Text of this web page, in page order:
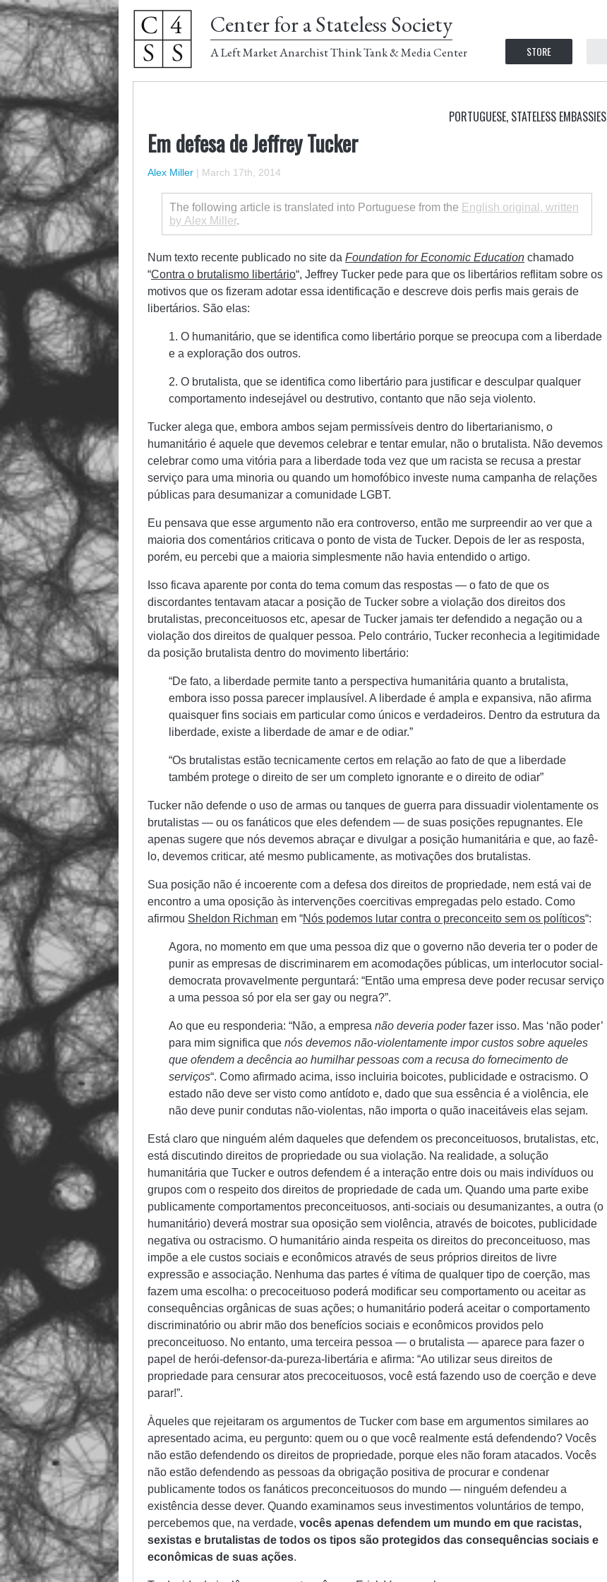
Center for a Stateless Society
A Left Market Anarchist Think Tank & Media Center STORE
PORTUGUESE, STATELESS EMBASSIES
Em defesa de Jeffrey Tucker
Alex Miller | March 17th, 2014
The following article is translated into Portuguese from the English original, written
by Alex Miller.
Num texto recente publicado no site da Foundation for Economic Education chamado
“Contra o brutalismo libertário“, Jeffrey Tucker pede para que os libertários reflitam sobre os
motivos que os fizeram adotar essa identificação e descreve dois perfis mais gerais de
libertários. São elas:
1. O humanitário, que se identifica como libertário porque se preocupa com a liberdade
e a exploração dos outros.
2. O brutalista, que se identifica como libertário para justificar e desculpar qualquer
comportamento indesejável ou destrutivo, contanto que não seja violento.
Tucker alega que, embora ambos sejam permissíveis dentro do libertarianismo, o
humanitário é aquele que devemos celebrar e tentar emular, não o brutalista. Não devemos
celebrar como uma vitória para a liberdade toda vez que um racista se recusa a prestar
serviço para uma minoria ou quando um homofóbico investe numa campanha de relações
públicas para desumanizar a comunidade LGBT.
Eu pensava que esse argumento não era controverso, então me surpreendir ao ver que a
maioria dos comentários criticava o ponto de vista de Tucker. Depois de ler as resposta,
porém, eu percebi que a maioria simplesmente não havia entendido o artigo.
Isso ficava aparente por conta do tema comum das respostas — o fato de que os
discordantes tentavam atacar a posição de Tucker sobre a violação dos direitos dos
brutalistas, preconceituosos etc, apesar de Tucker jamais ter defendido a negação ou a
violação dos direitos de qualquer pessoa. Pelo contrário, Tucker reconhecia a legitimidade
da posição brutalista dentro do movimento libertário:
“De fato, a liberdade permite tanto a perspectiva humanitária quanto a brutalista,
embora isso possa parecer implausível. A liberdade é ampla e expansiva, não afirma
quaisquer fins sociais em particular como únicos e verdadeiros. Dentro da estrutura da
liberdade, existe a liberdade de amar e de odiar.”
“Os brutalistas estão tecnicamente certos em relação ao fato de que a liberdade
também protege o direito de ser um completo ignorante e o direito de odiar”
Tucker não defende o uso de armas ou tanques de guerra para dissuadir violentamente os
brutalistas — ou os fanáticos que eles defendem — de suas posições repugnantes. Ele
apenas sugere que nós devemos abraçar e divulgar a posição humanitária e que, ao fazê-
lo, devemos criticar, até mesmo publicamente, as motivações dos brutalistas.
Sua posição não é incoerente com a defesa dos direitos de propriedade, nem está vai de
encontro a uma oposição às intervenções coercitivas empregadas pelo estado. Como
afirmou Sheldon Richman em “Nós podemos lutar contra o preconceito sem os políticos“:
Agora, no momento em que uma pessoa diz que o governo não deveria ter o poder de
punir as empresas de discriminarem em acomodações públicas, um interlocutor social-
democrata provavelmente perguntará: “Então uma empresa deve poder recusar serviço
a uma pessoa só por ela ser gay ou negra?”.
Ao que eu responderia: “Não, a empresa não deveria poderfazer isso. Mas ‘não poder’
para mim significa que nós devemos não-violentamente impor custos sobre aqueles
que ofendem a decência ao humilhar pessoas com a recusa do fornecimento de
serviços“. Como afirmado acima, isso incluiria boicotes, publicidade e ostracismo. O
estado não deve ser visto como antídoto e, dado que sua essência é a violência, ele
não deve punir condutas não-violentas, não importa o quão inaceitáveis elas sejam.
Está claro que ninguém além daqueles que defendem os preconceituosos, brutalistas, etc,
está discutindo direitos de propriedade ou sua violação. Na realidade, a solução
humanitária que Tucker e outros defendem é a interação entre dois ou mais indivíduos ou
grupos com o respeito dos direitos de propriedade de cada um. Quando uma parte exibe
publicamente comportamentos preconceituosos, anti-sociais ou desumanizantes, a outra (o
humanitário) deverá mostrar sua oposição sem violência, através de boicotes, publicidade
negativa ou ostracismo. O humanitário ainda respeita os direitos do preconceituoso, mas
impõe a ele custos sociais e econômicos através de seus próprios direitos de livre
expressão e associação. Nenhuma das partes é vítima de qualquer tipo de coerção, mas
fazem uma escolha: o precoceituoso poderá modificar seu comportamento ou aceitar as
consequências orgânicas de suas ações; o humanitário poderá aceitar o comportamento
discriminatório ou abrir mão dos benefícios sociais e econômicos providos pelo
preconceituoso. No entanto, uma terceira pessoa — o brutalista — aparece para fazer o
papel de herói-defensor-da-pureza-libertária e afirma: “Ao utilizar seus direitos de
propriedade para censurar atos precoceituosos, você está fazendo uso de coerção e deve
parar!”.
Àqueles que rejeitaram os argumentos de Tucker com base em argumentos similares ao
apresentado acima, eu pergunto: quem ou o que você realmente está defendendo? Vocês
não estão defendendo os direitos de propriedade, porque eles não foram atacados. Vocês
não estão defendendo as pessoas da obrigação positiva de procurar e condenar
publicamente todos os fanáticos preconceituosos do mundo — ninguém defendeu a
existência desse dever. Quando examinamos seus investimentos voluntários de tempo,
percebemos que, na verdade, vocês apenas defendem um mundo em que racistas,
sexistas e brutalistas de todos os tipos são protegidos das consequências sociais e
econômicas de suas ações.